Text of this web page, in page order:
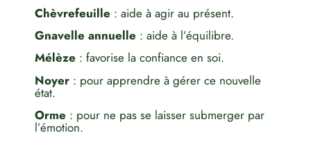
Chèvrefeuille : aide à agir au présent.
Gnavelle annuelle : aide à l’équilibre.
Mélèze : favorise la confiance en soi.
Noyer : pour apprendre à gérer ce nouvelle
état.
Orme : pour ne pas se laisser submerger par
l’émotion.